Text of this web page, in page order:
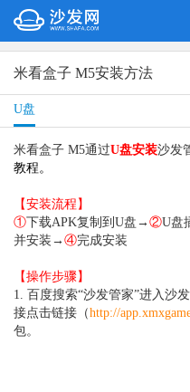
米看盒子 M5安装方法
U盘
米看盒子 M5通过U盘安装沙发
教程。
【安装流程】
①下载APK复制到U盘→ ②U盘
并安装→ ④完成安装
【操作步骤】
1. 百度搜索“沙发管家”进入沙
接点击链接（http://
包。